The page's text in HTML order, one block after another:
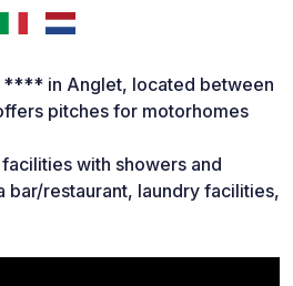
**** in Anglet, located between
pitches for motorhomes
with showers and
bar/restaurant, laundry facilities,